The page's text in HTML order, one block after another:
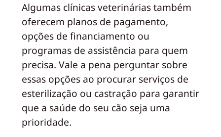
Algumas clínicas veterinárias também
oferecem planos de pagamento,
opções de financiamento ou
programas de assistência para quem
precisa. Vale a pena perguntar sobre
essas opções ao procurar serviços de
esterilização ou castração para garantir
que a saúde do seu cão seja uma
prioridade.